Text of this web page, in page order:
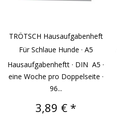
TRÖTSCH Hausaufgabenheft
Für Schlaue Hunde · A5
Hausaufgabenheftt · DIN A5 ·
eine Woche pro Doppelseite ·
96...
Preis
3,89 € *